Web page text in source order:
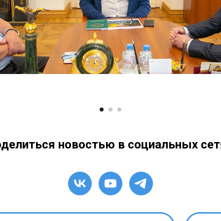
новостью в социальных